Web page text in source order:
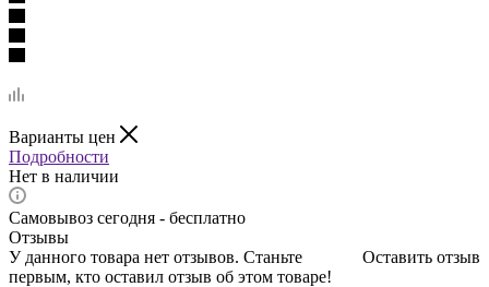
Варианты цен
Подробности
Нет в наличии
Самовывоз сегодня - бесплатно
Отзывы
Оставить отзыв
У данного товара нет отзывов. Станьте
первым, кто оставил отзыв об этом товаре!